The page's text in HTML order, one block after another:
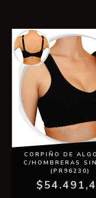
CORPIÑO DE
C/HOMBRERAS
(PR96230)